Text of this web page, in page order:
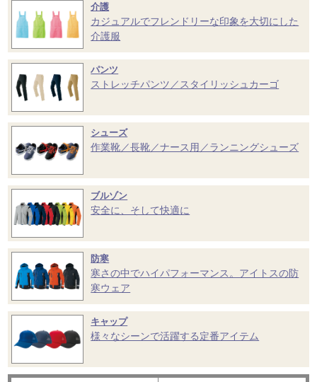
介護
カジュアルでフレンドリーな印象を大切にした
介護服
パンツ
ストレッチパンツ／スタイリッシュカーゴ
シューズ
作業靴／長靴／ナース用／ランニングシューズ
ブルゾン
安全に、そして快適に
防寒
寒さの中でハイパフォーマンス。アイトスの防
寒ウェア
キャップ
様々なシーンで活躍する定番アイテム